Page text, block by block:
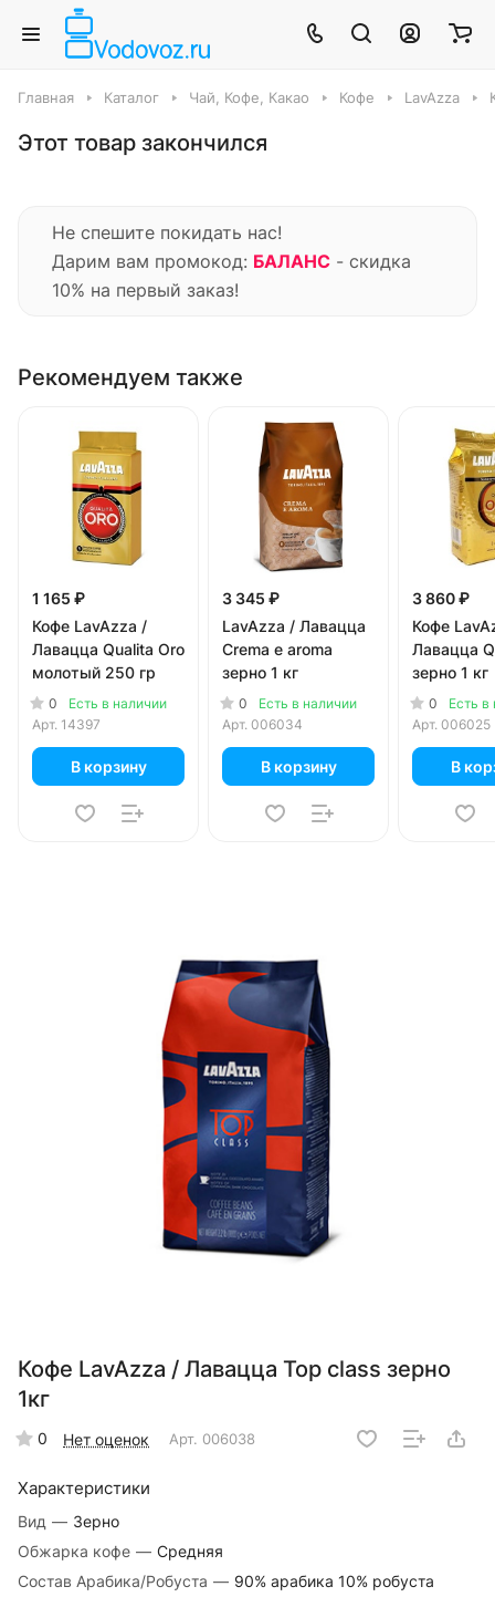
Главная Каталог Чай, Кофе, Какао Кофе LavAzza
Этот товар закончился
Не спешите покидать нас!
Дарим вам промокод: БАЛАНС - скидка
10% на первый заказ!
Рекомендуем также
1 165 ₽
Кофе LavAzza /
Лавацца Qualita Oro
молотый 250 гр
0
Есть в наличии
Арт. 14397
В корзину
3 345 ₽
LavAzza / Лавацца
Crema e aroma
зерно 1 кг
0
Есть в наличии
Арт. 006034
В корзину
3 860 ₽
Кофе
Лавацца
зерно 1 кг
0
Есть в
Арт. 006025
В
Кофе LavAzza / Лавацца Top class зерно
1кг
0 Нет оценок Арт. 006038
Характеристики
Вид — Зерно
Обжарка кофе — Средняя
Состав Арабика/Робуста — 90% арабика 10% робуста